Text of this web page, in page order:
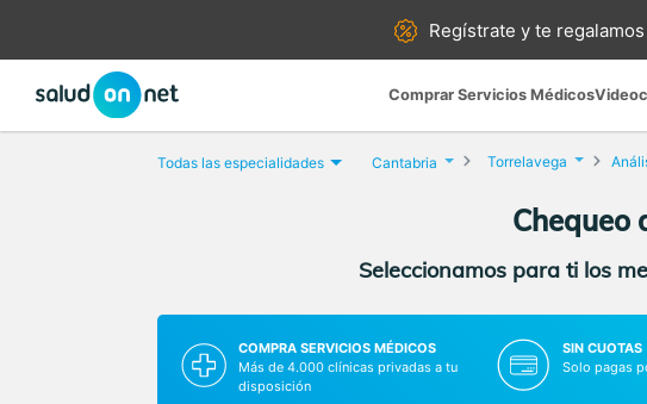
Regístrate yte regalamos
Comprar Servicios Médicos
Todas las especialidades Cantabria Torrelavega
Chequeo
Seleccionamos para ti los
COMPRA SERVICIOS MÉDICOS
Más de 4.000 clínicas privadas a tu
disposición
SIN CUOTAS
Solo pagas